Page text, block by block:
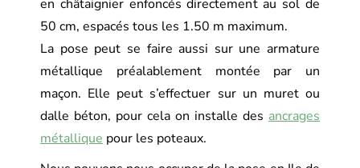
en châtaignier enfoncés directement au sol de
50 cm, espacés tous les 1.50 m maximum.
La pose peut se faire aussi sur une armature
métallique préalablement montée par un
maçon. Elle peut s’effectuer sur un muret ou
dalle béton, pour cela on installe des ancrages
métallique pour les poteaux.